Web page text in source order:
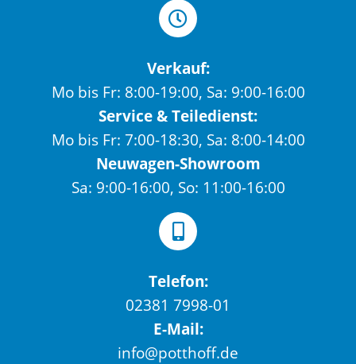
Verkauf:
Mo bis Fr: 8:00-19:00, Sa: 9:00-16:00
Service & Teiledienst:
Mo bis Fr: 7:00-18:30, Sa: 8:00-14:00
Neuwagen-Showroom
Sa: 9:00-16:00, So: 11:00-16:00
Telefon:
02381 7998-01
E-Mail:
info@potthoff.de